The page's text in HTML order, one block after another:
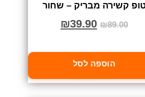
קשירה מבריק – שחור
₪89.00
₪39.90
הוספה לסל